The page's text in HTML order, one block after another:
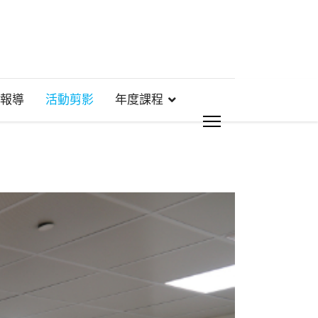
導 活動剪影 年度課程